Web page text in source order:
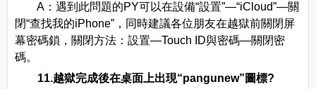
A：遇到此問題的PY可以在設備“設置”—“iCloud”—關
閉“查找我的iPhone”，同時建議各位朋友在越獄前關閉屏
幕密碼鎖，關閉方法：設置—Touch ID與密碼—關閉密
碼。
11.越獄完成後在桌面上出現“pangunew”圖標?